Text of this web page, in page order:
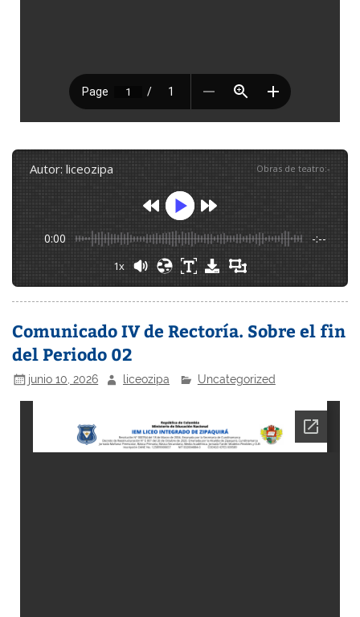
autor: liceozipa Obras de teatro:-
0:00 -:--
1x
Comunicado IV de Rectoría. Sobre el fin
del Periodo 02
junio 10, 2026 liceozipa Uncategorized